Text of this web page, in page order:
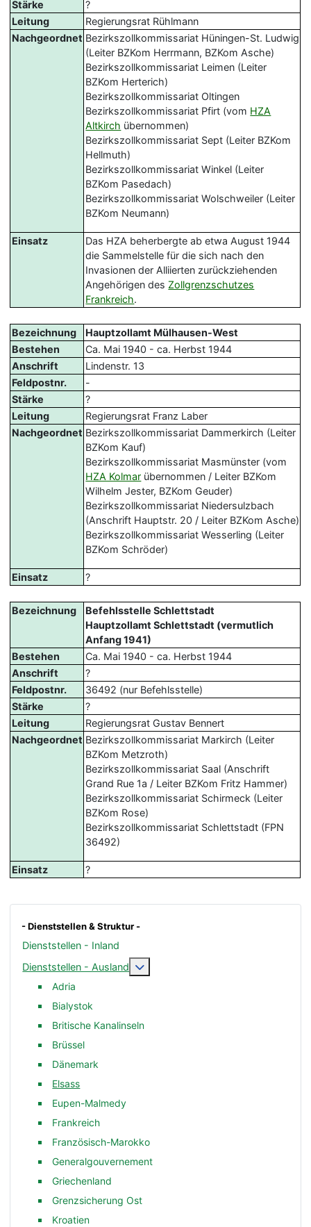
- Dienststellen & Struktur -
Dienststellen - Inland
Dienststellen - Ausland
Weitere Informationen:
Adria
Bialystok
Britische Kanalinseln
Brüssel
Dänemark
Elsass
Eupen-Malmedy
Frankreich
Französisch-Marokko
Generalgouvernement
Griechenland
Grenzsicherung Ost
Kroatien
Stärke
?
Leitung
Regierungsrat Rühlmann
Nachgeordnet Bezirkszollkommissariat Hüningen-St. Ludwig
(Leiter BZKom Herrmann, BZKom Asche)
Bezirkszollkommissariat Leimen (Leiter
BZKom Herterich)
Bezirkszollkommissariat Oltingen
Bezirkszollkommissariat Pfirt (vom HZA
Altkirch übernommen)
Bezirkszollkommissariat Sept (Leiter BZKom
Hellmuth)
Bezirkszollkommissariat Winkel (Leiter
BZKom Pasedach)
Bezirkszollkommissariat Wolschweiler (Leiter
BZKom Neumann)
Einsatz
Das HZA beherbergte ab etwa August 1944
die Sammelstelle für die sich nach den
Invasionen der Alliierten zurückziehenden
Angehörigen desZollgrenzschutzes
Frankreich.
Bezeichnung
Hauptzollamt Mülhausen-West
Bestehen
Ca. Mai 1940 - ca. Herbst 1944
Anschrift
Lindenstr. 13
Feldpostnr.
-
Stärke
?
Leitung
Regierungsrat Franz Laber
Nachgeordnet Bezirkszollkommissariat Dammerkirch (Leiter
BZKom Kauf)
Bezirkszollkommissariat Masmünster (vom
HZA Kolmar übernommen / Leiter BZKom
Wilhelm Jester, BZKom Geuder)
Bezirkszollkommissariat Niedersulzbach
(Anschrift Hauptstr. 20 / Leiter BZKom Asche)
Bezirkszollkommissariat Wesserling (Leiter
BZKom Schröder)
Einsatz ?
Bezeichnung
Befehlsstelle Schlettstadt
Hauptzollamt Schlettstadt (vermutlich
Anfang 1941)
Bestehen
Ca. Mai 1940 - ca. Herbst 1944
Anschrift
?
Feldpostnr.
36492 (nur Befehlsstelle)
Stärke
?
Leitung
Regierungsrat Gustav Bennert
Nachgeordnet Bezirkszollkommissariat Markirch (Leiter
BZKom Metzroth)
Bezirkszollkommissariat Saal (Anschrift
Grand Rue 1a / Leiter BZKom Fritz Hammer)
Bezirkszollkommissariat Schirmeck (Leiter
BZKom Rose)
Bezirkszollkommissariat Schlettstadt (FPN
36492)
Einsatz ?